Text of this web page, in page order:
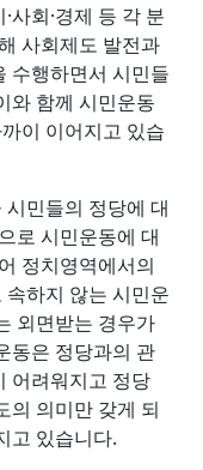
사회·경제 등 각 분
사회제도 발전과
수행하면서 시민들
와 함께 시민운동
이 이어지고 있습
민들의 정당에 대
로 시민운동에 대
정치영역에서의
하지 않는 시민운
외면받는 경우가
동은 정당과의 관
어려워지고 정당
의 의미만 갖게 되
고 있습니다.